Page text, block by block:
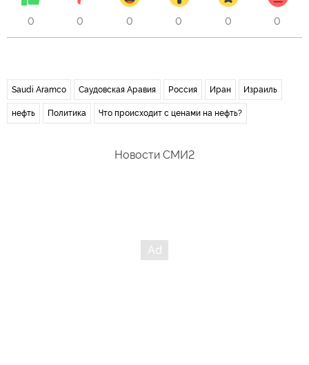
0 0 0 0 0 0
Saudi Aramco Саудовская Аравия Россия Иран Израиль
нефть Политика Что происходит с ценами на нефть?
Новости СМИ2